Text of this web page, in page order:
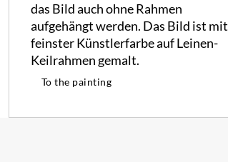
das Bild auch ohne Rahmen
aufgehängt werden. Das Bild ist mit
feinster Künstlerfarbe auf Leinen-
Keilrahmen gemalt.
To the painting